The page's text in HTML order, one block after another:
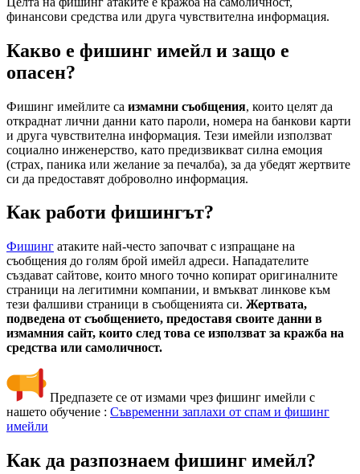
финансови средства или друга чувствителна информация.
Какво е фишинг имейл и защо е
опасен?
Фишинг имейлите са измамни съобщения, които целят да
откраднат лични данни като пароли, номера на банкови карти
и друга чувствителна информация. Тези имейли използват
социално инженерство, като предизвикват силна емоция
(страх, паника или желание за печалба), за да убедят жертвите
си да предоставят доброволно информация.
Как работи фишингът?
Фишинг атаките най-често започват с изпращане на
съобщения до голям брой имейл адреси. Нападателите
създават сайтове, които много точно копират оригиналните
страници на легитимни компании, и вмъкват линкове към
тези фалшиви страници в съобщенията си. Жертвата,
подведена от съобщението, предоставя своите данни в
измамния сайт, които след това се използват за кражба на
средства или самоличност.
Предпазете се от измами чрез фишинг имейли с
нашето обучение : Съвременни заплахи от спам и фишинг
имейли
Как да разпознаем фишинг имейл?